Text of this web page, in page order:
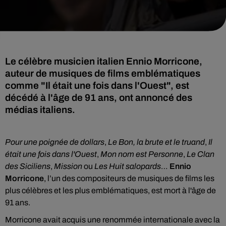
Le célèbre musicien italien Ennio Morricone,
auteur de musiques de films emblématiques
comme "Il était une fois dans l'Ouest", est
décédé à l'âge de 91 ans, ont annoncé des
médias italiens.
Pour une poignée de dollars, Le Bon, la brute et le truand, Il
était une fois dans l'Ouest, Mon nom est Personne, Le Clan
des Siciliens, Missionou Les Huit salopards… Ennio
Morricone, l’un des compositeurs de musiques de films les
plus célèbres et les plus emblématiques, est mort à l'âge de
91 ans.
Morricone avait acquis une renommée internationale avec la